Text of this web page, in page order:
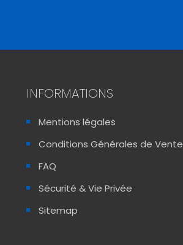
INFORMATIONS
Mentions légales
Conditions Générales de Vente
FAQ
Sécurité & Vie Privée
Sitemap